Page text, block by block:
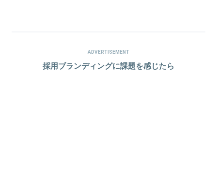
ADVERTISEMENT
採用ブランディングに課題を感じたら